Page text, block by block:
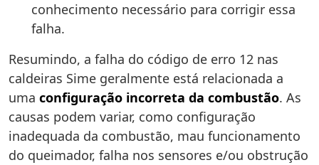
conhecimento necessário para corrigir essa
falha.
Resumindo, a falha do código de erro 12 nas
caldeiras Sime geralmente está relacionada a
uma configuração incorreta da combustão. As
causas podem variar, como configuração
inadequada da combustão, mau funcionamento
do queimador, falha nos sensores e/ou obstrução